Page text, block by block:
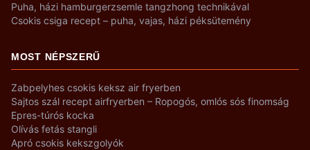
Puha, házi hamburgerzsemle tangzhong technikával
Csokis csiga recept – puha, vajas, házi péksütemény
MOST NÉPSZERŰ
Zabpelyhes csokis keksz air fryerben
Sajtos szál recept airfryerben – Ropogós, omlós sós finomság
Epres-túrós kocka
Olívás fetás stangli
Apró csokis kekszgolyók